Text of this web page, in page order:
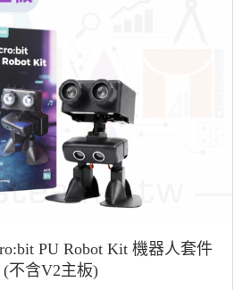
PU Robot Kit 機器人套件
(不含V2主板)